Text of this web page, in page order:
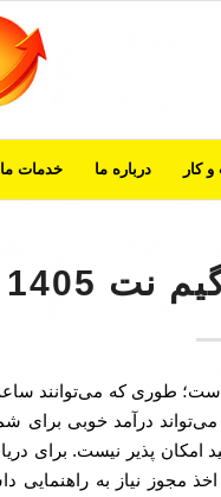
کار درباره ما خدمات ما
1405
است؛ طوری که می‌توانند
درآمد خوبی برای
امکان پذیر نیست. برای
مجوز نیاز به راهنمایی